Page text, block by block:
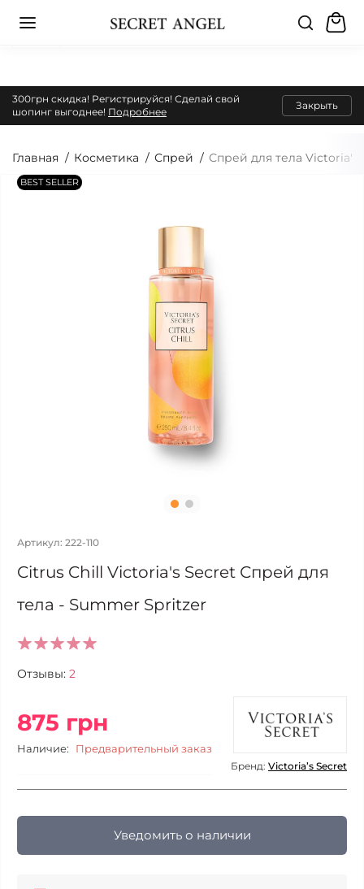
300грн скидка! Регистрируйся! Сделай свой
шопинг выгоднее! Подробнее
Закрыть
Главная Косметика Спрей Спрей для тела
BEST SELLER
Артикул: 222-110
Citrus Chill Victoria's Secret Спрей для
тела - Summer Spritzer
Отзывы: 2
875 грн
Наличие: Предварительный заказ
Бренд: Victoria’s Secret
Уведомить о наличии